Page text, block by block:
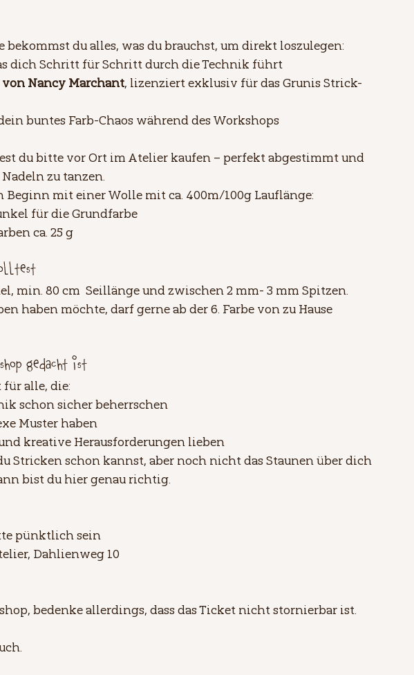
bekommst du alles, was du brauchst, um direkt loszulegen:
dich Schritt für Schritt durch die Technik führt
Nancy Marchant, lizenziert exklusiv für das Grunis Strick-
buntes Farb-Chaos während des Workshops
du bitte vor Ort im Atelier kaufen – perfekt abgestimmt und
zu tanzen.
mit einer Wolle mit ca. 400m/100g Lauflänge:
für die Grundfarbe
ca. 25 g
min. 80 cm  Seillänge und zwischen 2 mm- 3 mm Spitzen.
haben möchte, darf gerne ab der 6. Farbe von zu Hause
gedacht ist
alle, die:
schon sicher beherrschen
Muster haben
kreative Herausforderungen lieben
Stricken schon kannst, aber noch nicht das Staunen über dich
bist du hier genau richtig.
pünktlich sein
Dahlienweg 10
bedenke allerdings, dass das Ticket nicht stornierbar ist.